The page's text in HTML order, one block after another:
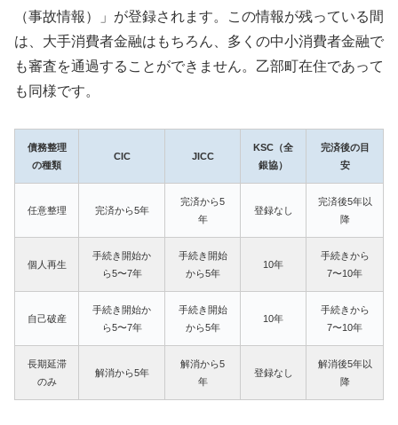
（事故情報）」が登録されます。この情報が残っている間
は、大手消費者金融はもちろん、多くの中小消費者金融で
も審査を通過することができません。乙部町在住であって
も同様です。
債務整理
の種類
CIC JICC
KSC（全
銀協）
完済後の目
安
任意整理 完済から5年
完済から5
年
登録なし
完済後5年以
降
個人再生
手続き開始か
ら5〜7年
手続き開始
から5年
10年
手続きから
7〜10年
自己破産
手続き開始か
ら5〜7年
手続き開始
から5年
10年
手続きから
7〜10年
長期延滞
のみ
解消から5年
解消から5
年
登録なし
解消後5年以
降